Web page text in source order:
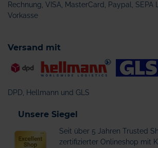
Rechnung, VISA, MasterCard, Paypal, SEPA
Vorkasse
Versand mit
DPD, Hellmann und GLS
Unsere Siegel
Seit über 5 Jahren Trusted
zertifizierter Onlineshop mit